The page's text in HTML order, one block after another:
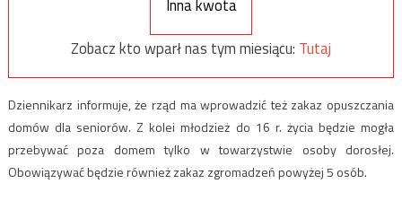
Inna kwota
Zobacz kto wparł nas tym miesiącu: Tutaj
Dziennikarz informuje, że rząd ma wprowadzić też zakaz opuszczania
domów dla seniorów. Z kolei młodzież do 16 r. życia będzie mogła
przebywać poza domem tylko w towarzystwie osoby dorosłej.
Obowiązywać będzie również zakaz zgromadzeń powyżej 5 osób.